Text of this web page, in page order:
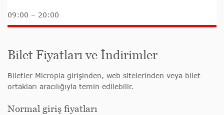
09:00 – 20:00
Bilet Fiyatları ve İndirimler
Biletler Micropia girişinden, web sitelerinden veya bilet
ortakları aracılığıyla temin edilebilir.
Normal giriş fiyatları